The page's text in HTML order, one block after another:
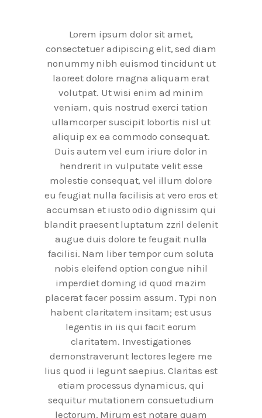
Lorem ipsum dolor sit amet,
consectetuer adipiscing elit, sed diam
nonummy nibh euismod tincidunt ut
laoreet dolore magna aliquam erat
volutpat. Ut wisi enim ad minim
veniam, quis nostrud exerci tation
ullamcorper suscipit lobortis nisl ut
aliquip ex ea commodo consequat.
Duis autem vel eum iriure dolor in
hendrerit in vulputate velit esse
molestie consequat, vel illum dolore
eu feugiat nulla facilisis at vero eros et
accumsan et iusto odio dignissim qui
blandit praesent luptatum zzril delenit
augue duis dolore te feugait nulla
facilisi. Nam liber tempor cum soluta
nobis eleifend option congue nihil
imperdiet doming id quod mazim
placerat facer possim assum. Typi non
habent claritatem insitam; est usus
legentis in iis qui facit eorum
claritatem. Investigationes
demonstraverunt lectores legere me
lius quod ii legunt saepius. Claritas est
etiam processus dynamicus, qui
sequitur mutationem consuetudium
lectorum. Mirum est notare quam